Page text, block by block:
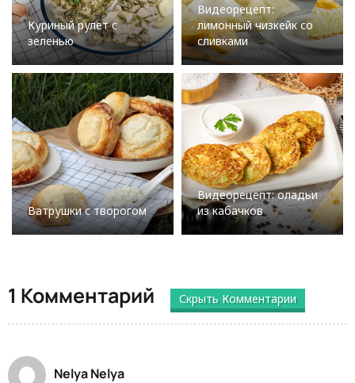
Куриный рулет с
зеленью
Видеорецепт:
лимонный чизкейк со
сливками
Ватрушки с творогом
Видеорецепт: оладьи
из кабачков
1 Комментарий Скрыть Комментарии
Nelya Nelya